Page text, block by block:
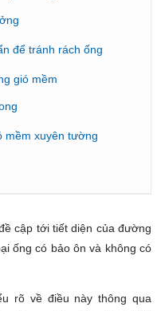
để tránh rách ống
gió mềm
mềm xuyên tường
cập tới tiết diện của đường
ống có bảo ôn và không có
rõ về điều này thông qua